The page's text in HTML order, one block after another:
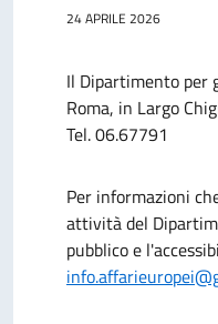
24 APRILE 2026
Il Dipartimento per
Roma, in Largo
Tel. 06.67791
Per informazioni
attività del
pubblico e